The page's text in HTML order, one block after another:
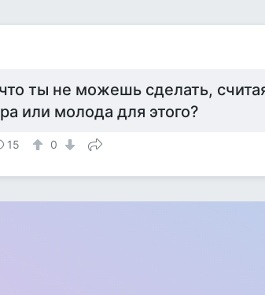
ты не можешь сделать,
или молода для этого?
15 0